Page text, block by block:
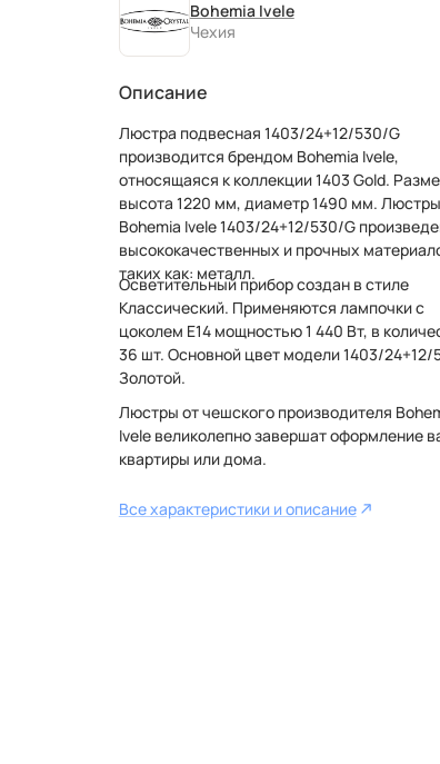
Bohemia Ivele
Чехия
Описание
Люстра подвесная 1403/24+12/530/G
производится брендом Bohemia Ivele,
относящаяся к коллекции 1403 Gold.
высота 1220 мм, диаметр 1490 мм. Люстры
Bohemia Ivele 1403/24+12/530/G
высококачественных и прочных
таких как: металл.
Осветительный прибор создан в стиле
Классический. Применяются лампочки с
цоколем E14 мощностью 1 440 Вт, в
36 шт. Основной цвет модели 1403/24+12/
Золотой.
Люстры от чешского производителя
Ivele великолепно завершат оформление
квартиры или дома.
Все характеристики и описание